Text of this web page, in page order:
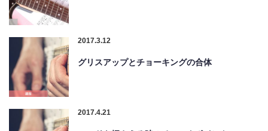
2017.3.12
グリスアップとチョーキングの合体
2017.4.21